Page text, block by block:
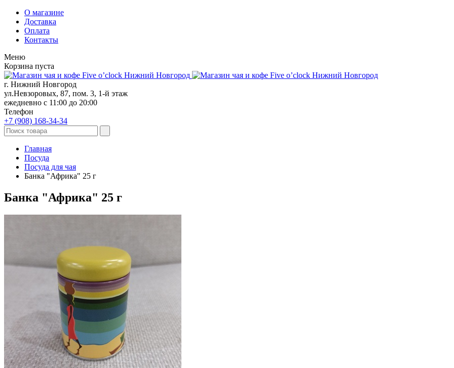
О магазине
Доставка
Оплата
Контакты
Меню
Корзина пуста
г. Нижний Новгород
ул.Невзоровых, 87, пом. 3, 1-й этаж
ежедневно с 11:00 до 20:00
Телефон
+7 (908) 168-34-34
Главная
Посуда
Посуда для чая
Банка "Африка" 25 г
Банка "Африка" 25 г